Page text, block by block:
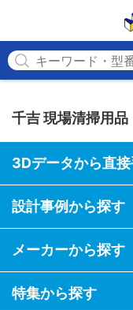
千吉 現場清掃用品
3Dデータから直
設計事例から探す
メーカーから探す
特集から探す